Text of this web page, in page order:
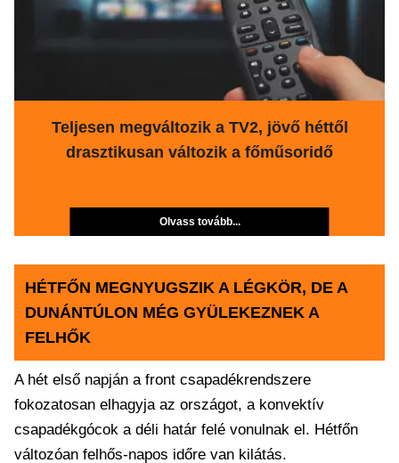
Teljesen megváltozik a TV2, jövő héttől
drasztikusan változik a főműsoridő
Olvass tovább...
HÉTFŐN MEGNYUGSZIK A LÉGKÖR, DE A
DUNÁNTÚLON MÉG GYÜLEKEZNEK A
FELHŐK
A hét első napján a front csapadékrendszere
fokozatosan elhagyja az országot, a konvektív
csapadékgócok a déli határ felé vonulnak el. Hétfőn
változóan felhős-napos időre van kilátás.